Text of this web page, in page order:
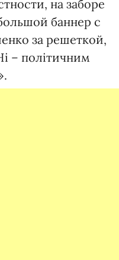
на заборе
баннер с
за решеткой,
– політичним